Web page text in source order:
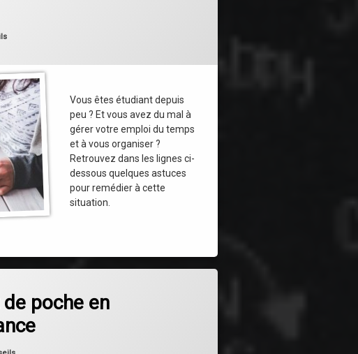
Vous êtes étudiant depuis
peu ? Et vous avez du mal à
gérer votre emploi du temps
et à vous organiser ?
Retrouvez dans les lignes ci-
dessous quelques astuces
pour remédier à cette
situation.
de poche en